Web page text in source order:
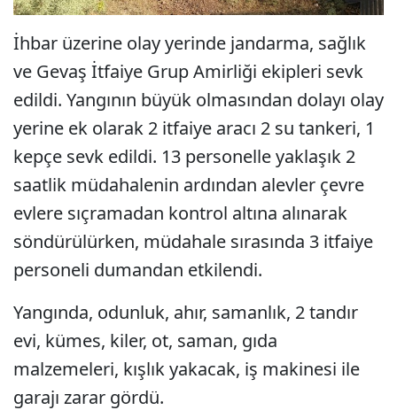
İhbar üzerine olay yerinde jandarma, sağlık
ve Gevaş İtfaiye Grup Amirliği ekipleri sevk
edildi. Yangının büyük olmasından dolayı olay
yerine ek olarak 2 itfaiye aracı 2 su tankeri, 1
kepçe sevk edildi. 13 personelle yaklaşık 2
saatlik müdahalenin ardından alevler çevre
evlere sıçramadan kontrol altına alınarak
söndürülürken, müdahale sırasında 3 itfaiye
personeli dumandan etkilendi.
Yangında, odunluk, ahır, samanlık, 2 tandır
evi, kümes, kiler, ot, saman, gıda
malzemeleri, kışlık yakacak, iş makinesi ile
garajı zarar gördü.